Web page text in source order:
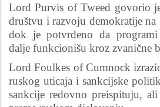
Lord Purvis of Tweed govorio
društvu i razvoju demokratije na
dok je potvrđeno da
dalje funkcionišu kroz zvanične
Lord Foulkes of Cumnock
ruskog uticaja i sankcijske
sankcije redovno preispituju,